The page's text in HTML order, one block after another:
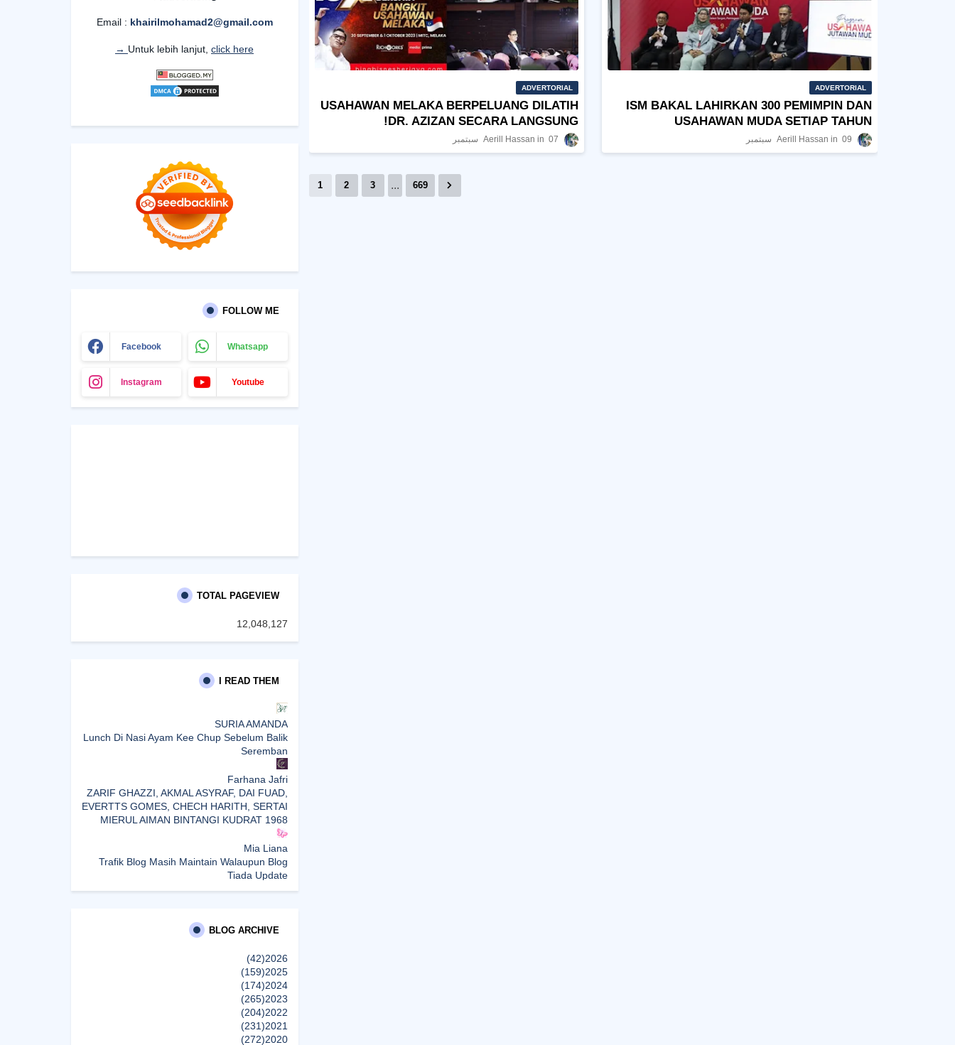
ADVERTORIAL
ISM BAKAL LAHIRKAN 300 PEMIMPIN DAN
USAHAWAN MUDA SETIAP TAHUN
Aerill Hassan 09 سبتمبر
ADVERTORIAL
USAHAWAN MELAKA BERPELUANG DILATIH
DR. AZIZAN SECARA LANGSUNG!
Aerill Hassan 07 سبتمبر
1 2 3 ... 669
Email : khairilmohamad2@gmail.com
Untuk lebih lanjut, click here →
FOLLOW ME
Facebook Whatsapp
Instagram Youtube
TOTAL PAGEVIEW
12,048,127
I READ THEM
SURIA AMANDA
Lunch Di Nasi Ayam Kee Chup Sebelum Balik
Seremban
Farhana Jafri
ZARIF GHAZZI, AKMAL ASYRAF, DAI FUAD,
EVERTTS GOMES, CHECH HARITH, SERTAI
MIERUL AIMAN BINTANGI KUDRAT 1968
Mia Liana
Trafik Blog Masih Maintain Walaupun Blog
Tiada Update
Best New Apps of 2026: 8 Fresh Downloads
Shamiera Osment
Tried Every Cream for Your Pigmentation?
Here's Why Pico Laser Works Differently.
إظهار الكل
BLOG ARCHIVE
2026
(42)
2025
(159)
2024
(174)
2023
(265)
2022
(204)
2021
(231)
2020
(272)